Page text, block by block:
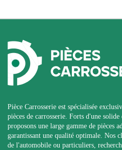
Pièce Carrosserie est spécialisée
pièces de carrosserie. Forts d'une
proposons une large gamme de pièces
garantissant une qualité optimale. Nos
de l'automobile ou particuliers,